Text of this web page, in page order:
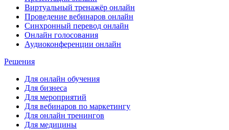
Виртуальный тренажёр онлайн
Проведение вебинаров онлайн
Синхронный перевод онлайн
Онлайн голосования
Аудиоконференции онлайн
Решения
Для онлайн обучения
Для бизнеса
Для мероприятий
Для вебинаров по маркетингу
Для онлайн тренингов
Для медицины